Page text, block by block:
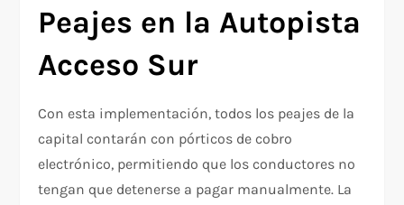
Peajes en la Autopista
Acceso Sur
Con esta implementación, todos los peajes de la
capital contarán con pórticos de cobro
electrónico, permitiendo que los conductores no
tengan que detenerse a pagar manualmente. La